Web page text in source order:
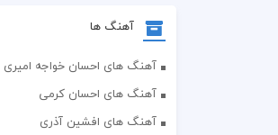
آهنگ ها
آهنگ های احسان خواجه امیری
آهنگ های احسان کرمی
آهنگ های افشین آذری